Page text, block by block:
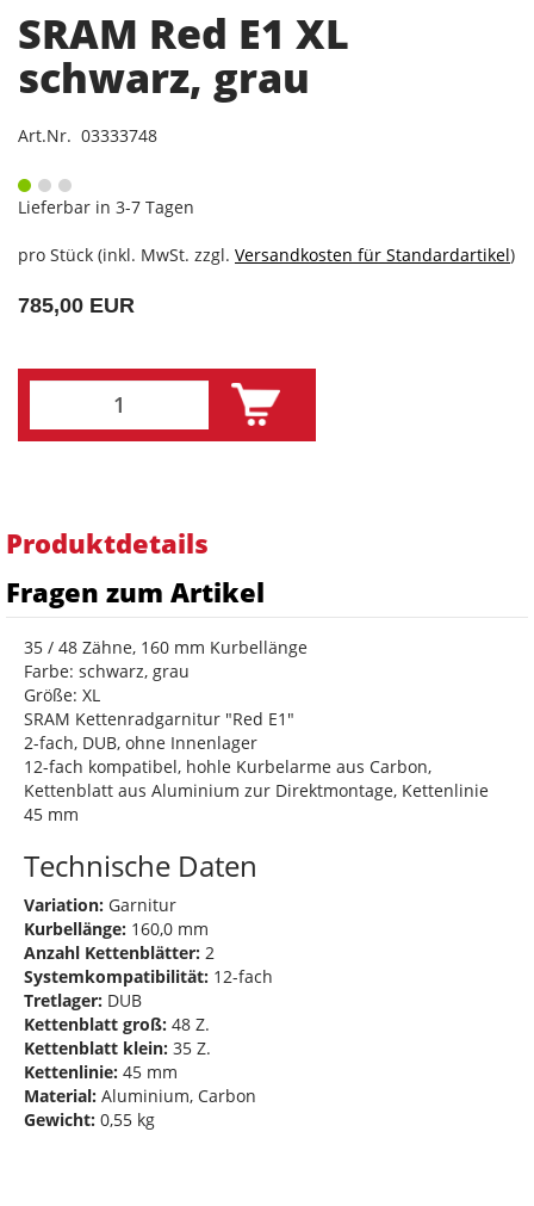
SRAM Red E1 XL
schwarz, grau
Art.Nr. 03333748
Lieferbar in 3-7 Tagen
pro Stück (inkl. MwSt. zzgl. Versandkosten für Standardartikel)
785,00 EUR
Produktdetails
Fragen zum Artikel
35 / 48 Zähne, 160 mm Kurbellänge
Farbe: schwarz, grau
Größe: XL
SRAM Kettenradgarnitur "Red E1"
2-fach, DUB, ohne Innenlager
12-fach kompatibel, hohle Kurbelarme aus Carbon,
Kettenblatt aus Aluminium zur Direktmontage, Kettenlinie
45 mm
Technische Daten
Variation: Garnitur
Kurbellänge: 160,0 mm
Anzahl Kettenblätter: 2
Systemkompatibilität: 12-fach
Tretlager: DUB
Kettenblatt groß: 48 Z.
Kettenblatt klein: 35 Z.
Kettenlinie: 45 mm
Material: Aluminium, Carbon
Gewicht: 0,55 kg